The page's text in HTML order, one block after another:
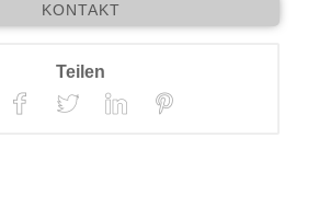
KONTAKT
Teilen